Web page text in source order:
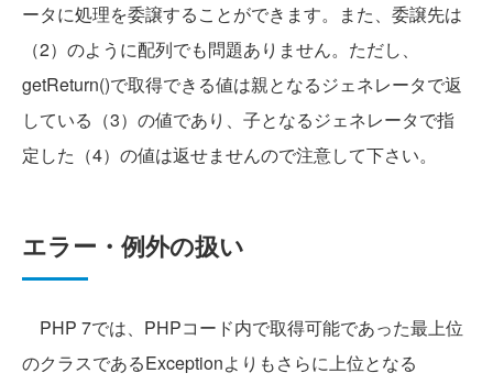
ータに処理を委譲することができます。また、委譲先は
（2）のように配列でも問題ありません。ただし、
getReturn()で取得できる値は親となるジェネレータで返
している（3）の値であり、子となるジェネレータで指
定した（4）の値は返せませんので注意して下さい。
エラー・例外の扱い
PHP 7では、PHPコード内で取得可能であった最上位
のクラスであるExceptionよりもさらに上位となる